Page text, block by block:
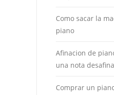
Como sacar la
piano
Afinacion de
una nota
Comprar un